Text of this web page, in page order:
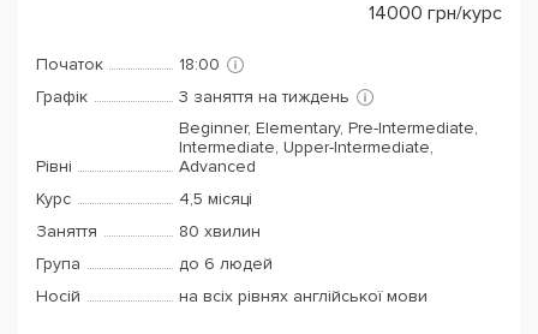
14000 грн/курс
Початок
18:00
Графік
3 заняття на тиждень
Рівні
Beginner, Elementary, Pre-Intermediate,
Intermediate, Upper-Intermediate,
Advanced
Курс
4,5 місяці
Заняття
80 хвилин
Група
до 6 людей
Носій
на всіх рівнях англійської мови